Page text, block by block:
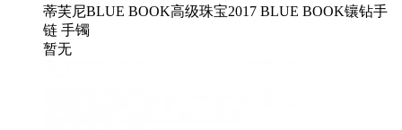
蒂芙尼BLUE BOOK高级珠宝2017 BLUE BOOK镶钻手
链 手镯
暂无